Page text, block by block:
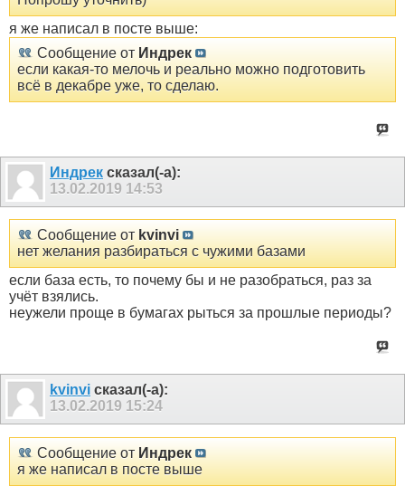
я же написал в посте выше:
Сообщение от Индрек
если какая-то мелочь и реально можно подготовить
всё в декабре уже, то сделаю.
Индрек сказал(-а):
13.02.2019 14:53
Сообщение от kvinvi
нет желания разбираться с чужими базами
если база есть, то почему бы и не разобраться, раз за
учёт взялись.
неужели проще в бумагах рыться за прошлые периоды?
kvinvi сказал(-а):
13.02.2019 15:24
Сообщение от Индрек
я же написал в посте выше